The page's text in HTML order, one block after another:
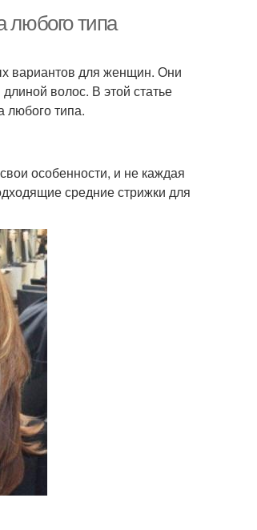
любого типа
вариантов для женщин. Они
волос. В этой статье
любого типа.
особенности, и не каждая
средние стрижки для